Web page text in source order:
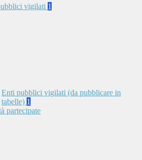
vigilati 1
Enti pubblici vigilati (da pubblicare in
tabelle) 1
partecipate